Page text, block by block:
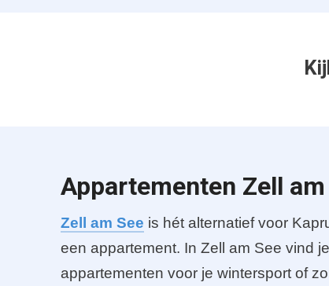
Appartementen Zell am
Zell am See is hét alternatief voor
een appartement. In Zell am See vind
appartementen voor je wintersport of